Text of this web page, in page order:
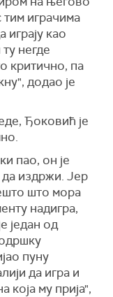
играчима
играју као
негде
критично, па
додао је
Ђоковић је
пао, он је
издржи. Јер
што мора
надигра,
један од
пуну
да игра и
која му прија",